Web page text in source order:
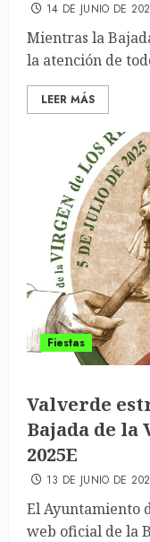
14 DE JUNIO DE
Mientras la
la atención de
LEER MÁS
Fiestas
Valverde
Bajada de la
2025E
13 DE JUNIO DE
El Ayuntamiento
web oficial de la